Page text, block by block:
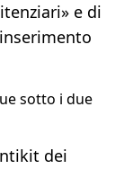
e di
sotto i due
dei